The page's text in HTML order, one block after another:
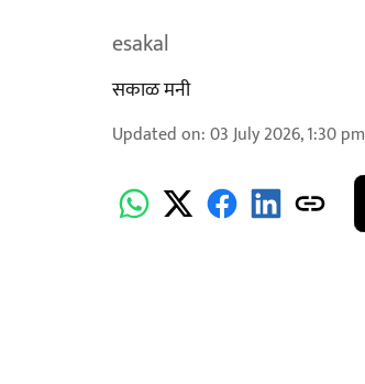
esakal
सकाळ मनी
Updated on:03 July 2026, 1:30 pm